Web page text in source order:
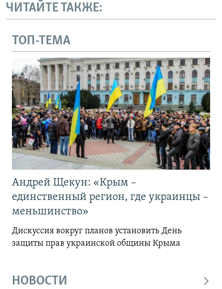
ЧИТАЙТЕ ТАКЖЕ:
ТОП-ТЕМА
Андрей Щекун: «Крым –
единственный регион, где украинцы –
меньшинство»
Дискуссия вокруг планов установить День
защиты прав украинской общины Крыма
НОВОСТИ